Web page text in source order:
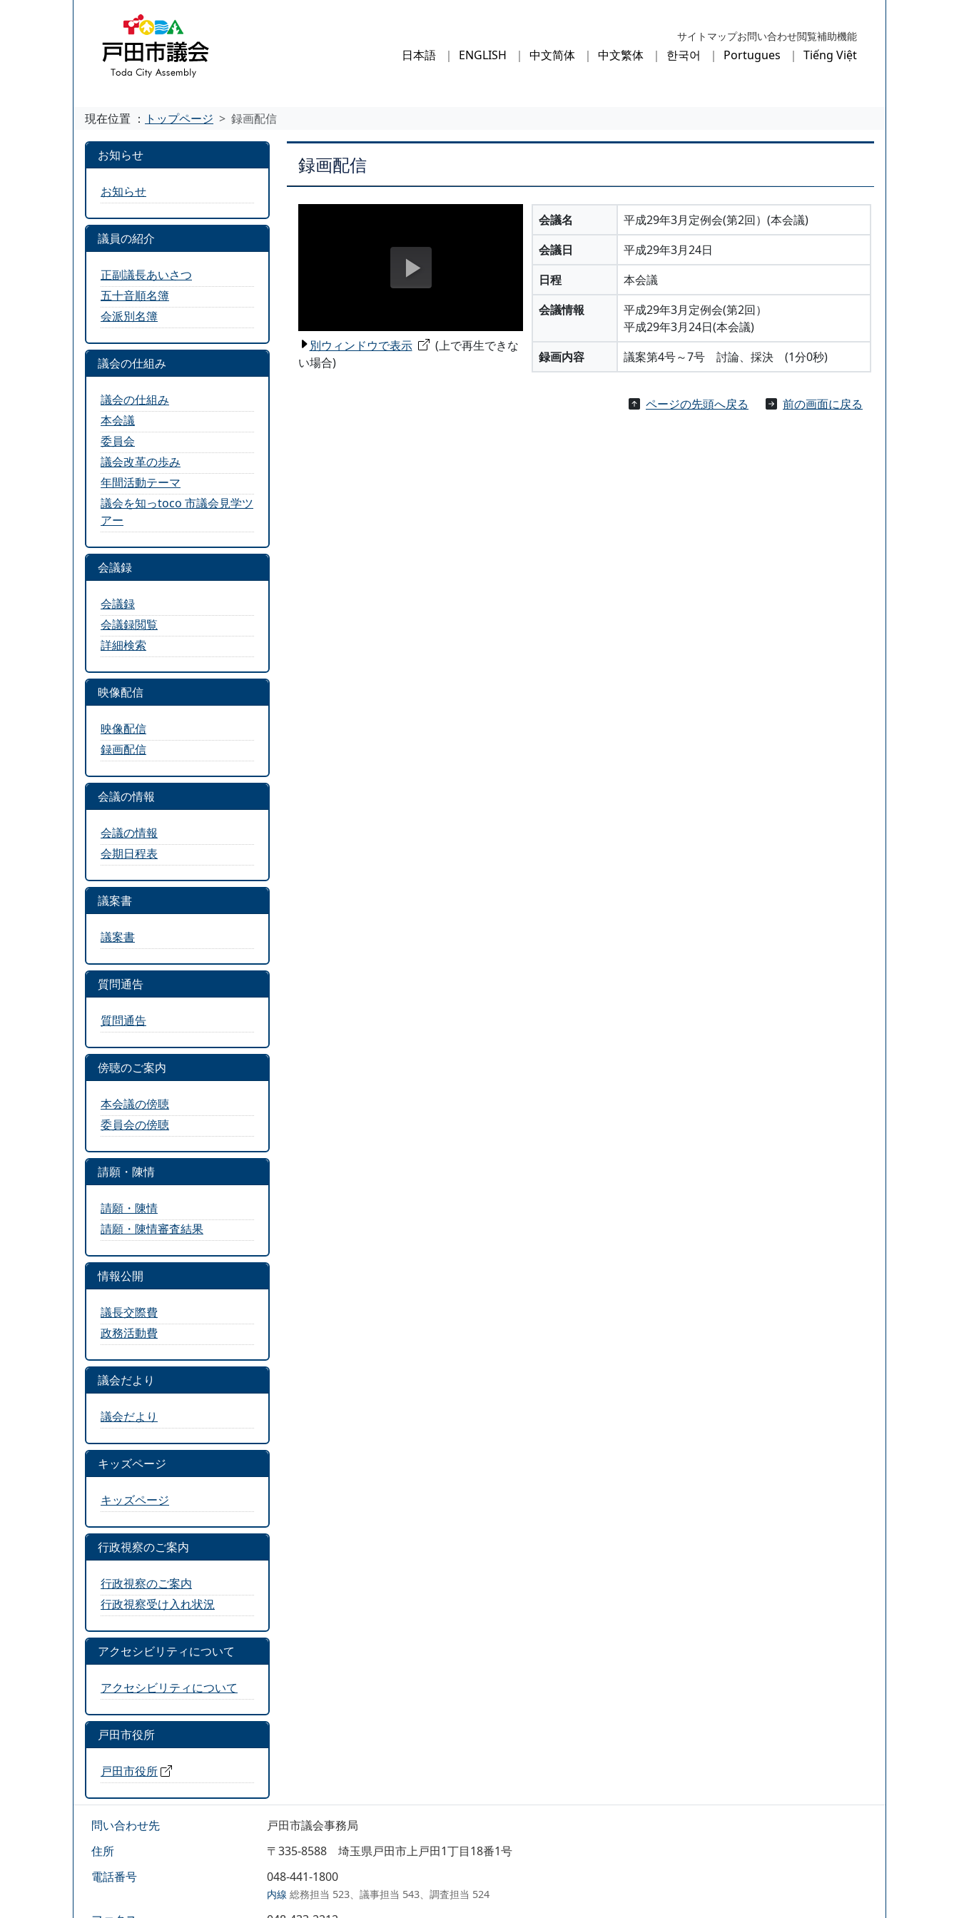
サイトマップお問い合わせ閲覧補助機能
日本語 ENGLISH 中文简体 中文繁体 한국어 Portugues Tiếng Việt
現在位置 ： トップページ 録画配信
録画配信
別ウィンドウで表示
(上で再生できな
い場合)
会議名
平成29年3月定例会(第2回）(本会議)
会議日
平成29年3月24日
日程
本会議
会議情報
平成29年3月定例会(第2回）
平成29年3月24日(本会議)
録画内容
議案第4号～7号 討論、採決 (1分0秒)
ページの先頭へ戻る 前の画面に戻る
お知らせ
お知らせ
議員の紹介
正副議長あいさつ
五十音順名簿
会派別名簿
議会の仕組み
議会の仕組み
本会議
委員会
議会改革の歩み
年間活動テーマ
議会を知っtoco 市議会見学ツ
アー
会議録
会議録
会議録閲覧
詳細検索
映像配信
映像配信
録画配信
会議の情報
会議の情報
会期日程表
議案書
議案書
質問通告
質問通告
傍聴のご案内
本会議の傍聴
委員会の傍聴
請願・陳情
請願・陳情
請願・陳情審査結果
情報公開
議長交際費
政務活動費
議会だより
議会だより
キッズページ
キッズページ
行政視察のご案内
行政視察のご案内
行政視察受け入れ状況
アクセシビリティについて
アクセシビリティについて
戸田市役所
戸田市役所
問い合わせ先
戸田市議会事務局
住所
〒335-8588 埼玉県戸田市上戸田1丁目18番1号
電話番号
048-441-1800
内線 総務担当 523、議事担当 543、調査担当 524